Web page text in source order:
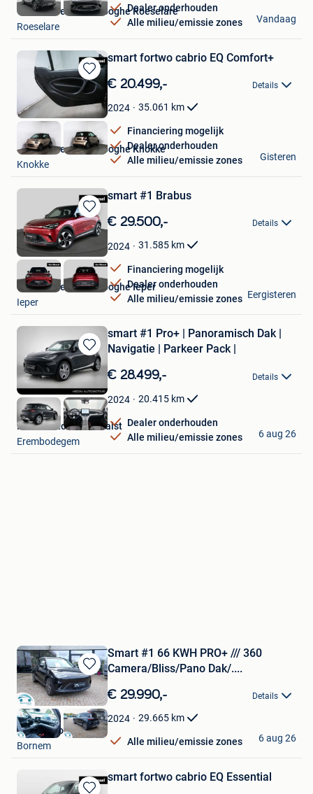
Dealer onderhouden
Alle milieu/emissie zones
Van Mossel Vereenooghe Roeselare
Roeselare
Vandaag
Bewaren
in
Mijn
Favorieten
smart fortwo cabrio EQ Comfort+
€ 20.499,- Details
2024 35.061 km
Financiering mogelijk
Dealer onderhouden
Alle milieu/emissie zones
Van Mossel Vereenooghe Knokke
Knokke
Gisteren
Bewaren
in
Mijn
Favorieten
smart #1 Brabus
€ 29.500,- Details
2024 31.585 km
Financiering mogelijk
Dealer onderhouden
Alle milieu/emissie zones
Van Mossel Vereenooghe Ieper
Ieper
Eergisteren
Bewaren
in
Mijn
Favorieten
smart #1 Pro+ | Panoramisch Dak |
Navigatie | Parkeer Pack |
€ 28.499,- Details
2024 20.415 km
Dealer onderhouden
Alle milieu/emissie zones
Hedin Automotive Aalst
Erembodegem
6 aug 26
Bewaren
in
Mijn
Favorieten
Smart #1 66 KWH PRO+ /// 360
Camera/Bliss/Pano Dak/....
€ 29.990,- Details
2024 29.665 km
Alle milieu/emissie zones
Garage Borremans
Bornem
6 aug 26
smart fortwo cabrio EQ Essential